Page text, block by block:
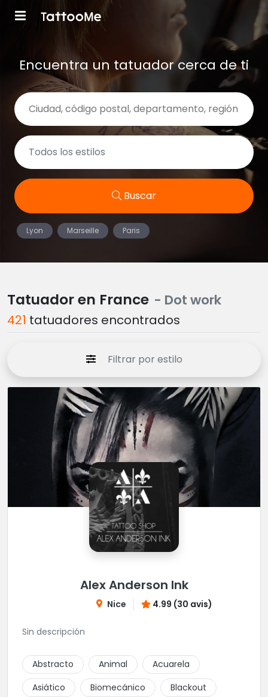
Encuentra un tatuador cerca de ti
Buscar
Lyon Marseille Paris
Tatuador en France - Dot work
421 tatuadores encontrados
Filtrar por estilo
Alex Anderson Ink
Nice 4.99 (30 avis)
Sin descripción
Abstracto Animal
Acuarela
Asiático
Biomecánico
Blackout